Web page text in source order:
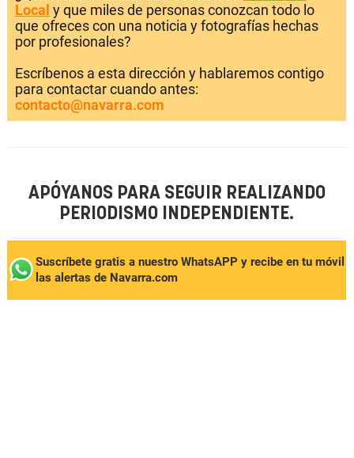
Local y que miles de personas conozcan todo lo
que ofreces con una noticia y fotografías hechas
por profesionales?
Escríbenos a esta dirección y hablaremos contigo
para contactar cuando antes:
contacto@navarra.com
APÓYANOS PARA SEGUIR REALIZANDO
PERIODISMO INDEPENDIENTE.
Suscríbete gratis a nuestro WhatsAPP y recibe en tu móvil
las alertas de Navarra.com